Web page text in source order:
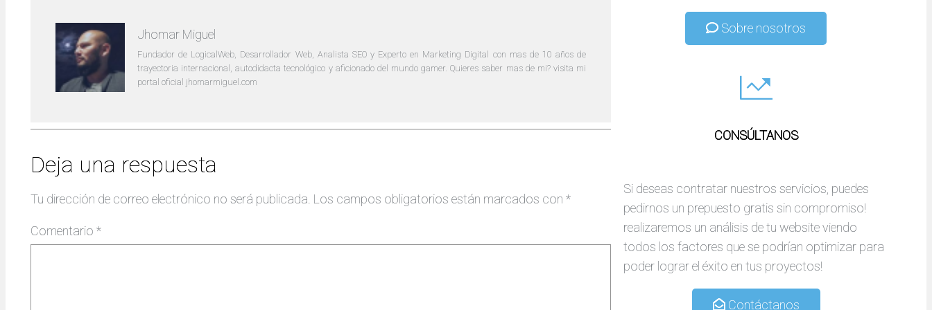
Jhomar Miguel
Fundador de LogicalWeb, Desarrollador Web, Analista SEO y Experto en Marketing Digital con mas de 10 años de
trayectoria internacional, autodidacta tecnológico y aficionado del mundo gamer. Quieres saber mas de mi? visita mi
portal oficial jhomarmiguel.com
Deja una respuesta
Tu dirección de correo electrónico no será publicada. Los campos obligatorios están marcados con *
Comentario *
Sobre nosotros
CONSÚLTANOS
Si deseas contratar nuestros servicios, puedes
pedirnos un prepuesto gratis sin compromiso!
realizaremos un análisis de tu website viendo
todos los factores que se podrían optimizar para
poder lograr el éxito en tus proyectos!
Contáctanos